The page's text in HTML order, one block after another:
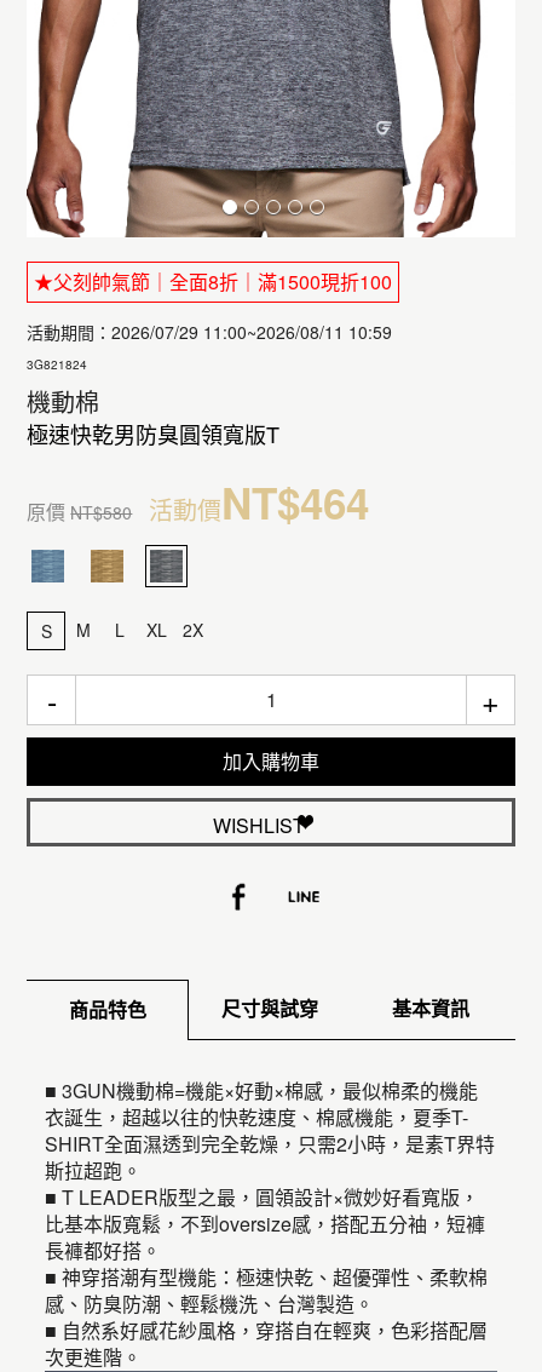
★父刻帥氣節｜全面8折｜滿1500現折100
活動期間：2026/07/29 11:00~2026/08/11 10:59
3G821824
機動棉
極速快乾男防臭圓領寬版T
原價NT$580 活動價NT$464
S M L XL 2X
- +
加入購物車
WISHLIST
商品特色 尺寸與試穿 基本資訊
■ 3GUN機動棉=機能×好動×棉感，最似棉柔的機能
衣誕生，超越以往的快乾速度、棉感機能，夏季T-
SHIRT全面濕透到完全乾燥，只需2小時，是素T界特
斯拉超跑。
■ T LEADER版型之最，圓領設計×微妙好看寬版，
比基本版寬鬆，不到oversize感，搭配五分袖，短褲
長褲都好搭。
■ 神穿搭潮有型機能：極速快乾、超優彈性、柔軟棉
感、防臭防潮、輕鬆機洗、台灣製造。
■ 自然系好感花紗風格，穿搭自在輕爽，色彩搭配層
次更進階。